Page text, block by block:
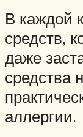
В каждой
средств,
даже
средства
аллергии.